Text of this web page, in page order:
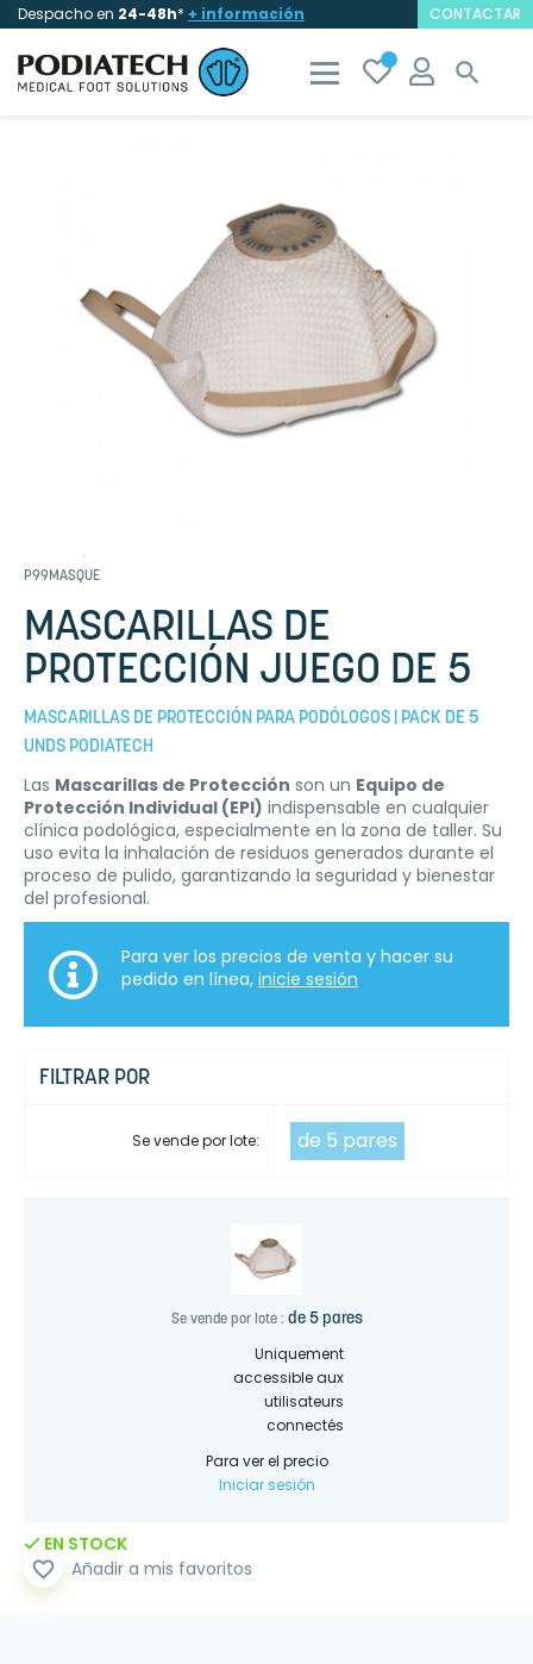
Despacho en 24-48h* + información CONTACTAR

P99MASQUE
MASCARILLAS DE
PROTECCIÓN JUEGO DE 5
MASCARILLAS DE PROTECCIÓN PARA PODÓLOGOS | PACK DE 5
UNDS PODIATECH
Las Mascarillas de Protección son un Equipo de
Protección Individual (EPI) indispensable en cualquier
clínica podológica, especialmente en la zona de taller. Su
uso evita la inhalación de residuos generados durante el
proceso de pulido, garantizando la seguridad y bienestar
del profesional.
Para ver los precios de venta y hacer su
pedido en línea, inicie sesión
FILTRAR POR
Se vende por lote: de 5 pares
Se vende por lote : de 5 pares
Uniquement
accessible aux
utilisateurs
connectés
Para ver el precio
Iniciar sesión
EN STOCK
favorite_border Añadir a mis favoritos